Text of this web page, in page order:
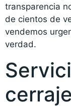
transparencia
de cientos de
vendemos
verdad.